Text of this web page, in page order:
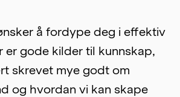
å fordype deg i effektiv
er gode kilder til kunnskap,
skrevet mye godt om
og hvordan vi kan skape